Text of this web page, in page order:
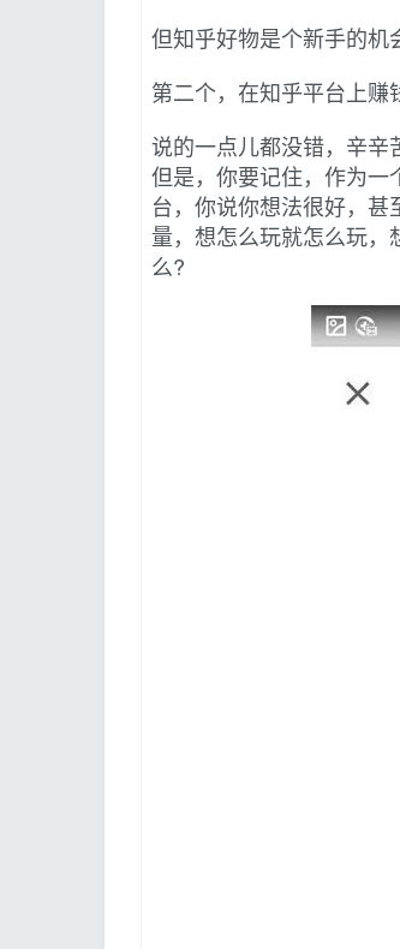
但知乎好物是个新手的机
第二个，在知乎平台上赚
说的一点儿都没错，辛辛
但是，你要记住，作为一
台，你说你想法很好，
量，想怎么玩就怎么玩
么?